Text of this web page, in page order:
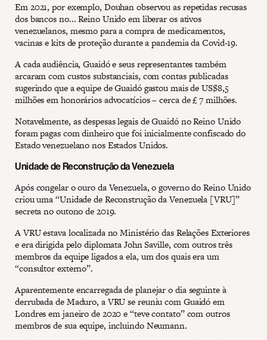
Em 2021, por exemplo, Douhan observou as repetidas recusas
dos bancos no... Reino Unido em liberar os ativos
venezuelanos, mesmo para a compra de medicamentos,
vacinas e kits de proteção durante a pandemia da Covid-19.
A cada audiência, Guaidó e seus representantes também
arcaram com custos substanciais, com contas publicadas
sugerindo que a equipe de Guaidó gastou mais de US$8,5
milhões em honorários advocatícios – cerca de £ 7 milhões.
Notavelmente, as despesas legais de Guaidó no Reino Unido
foram pagas com dinheiro que foi inicialmente confiscado do
Estado venezuelano nos Estados Unidos.
Unidade de Reconstrução da Venezuela
Após congelar o ouro da Venezuela, o governo do Reino Unido
criou uma “Unidade de Reconstrução da Venezuela [VRU]”
secreta no outono de 2019.
A VRU estava localizada no Ministério das Relações Exteriores
e era dirigida pelo diplomata John Saville, com outros três
membros da equipe ligados a ela, um dos quais era um
“consultor externo”.
Aparentemente encarregada de planejar o dia seguinte à
derrubada de Maduro, a VRU se reuniu com Guaidó em
Londres em janeiro de 2020 e “teve contato” com outros
membros de sua equipe, incluindo Neumann.